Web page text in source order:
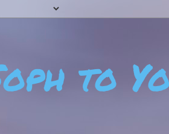
to
- CITY GUIDES - VOYAGES -